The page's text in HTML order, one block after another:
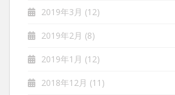
2019年3月 (12)
2019年2月 (8)
2019年1月 (12)
2018年12月 (11)